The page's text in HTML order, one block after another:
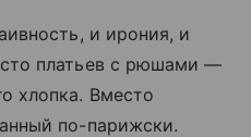
и ирония, и
платьев с рюшами —
хлопка. Вместо
по-парижски.